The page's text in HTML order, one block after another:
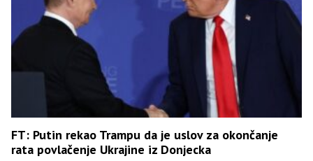
FT: Putin rekao Trampu da je uslov za okončanje
rata povlačenje Ukrajine iz Donjecka